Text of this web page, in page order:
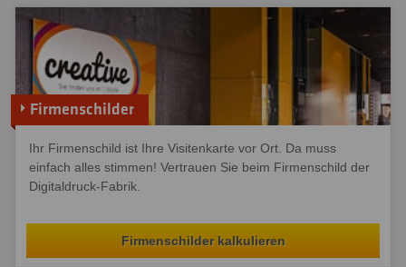
Firmenschilder
Ihr Firmenschild ist Ihre Visitenkarte vor Ort. Da muss
einfach alles stimmen! Vertrauen Sie beim Firmenschild der
Digitaldruck-Fabrik.
Firmenschilder kalkulieren